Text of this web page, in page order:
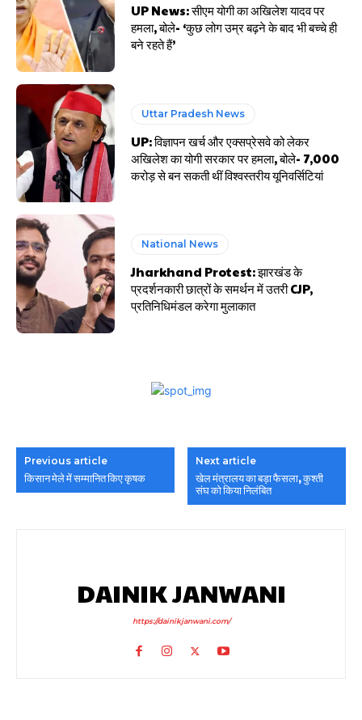
UP News: सीएम योगी का अखिलेश यादव पर
हमला, बोले- ‘कुछ लोग उम्र बढ़ने के बाद भी बच्चे ही
बने रहते हैं’
Uttar Pradesh News
UP: विज्ञापन खर्च और एक्सप्रेसवे को लेकर
अखिलेश का योगी सरकार पर हमला, बोले- 7,000
करोड़ से बन सकती थीं विश्वस्तरीय यूनिवर्सिटियां
National News
Jharkhand Protest: झारखंड के
प्रदर्शनकारी छात्रों के समर्थन में उतरी CJP,
प्रतिनिधिमंडल करेगा मुलाकात
Previous article
किसान मेले में सम्मानित किए कृषक
Next article
खेल मंत्रालय का बड़ा फैसला, कुश्ती
संघ को किया निलंबित
DAINIK JANWANI
https://dainikjanwani.com/